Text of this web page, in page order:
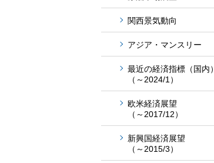
関西景気動向
アジア・マンスリー
最近の経済指標（国内）
（～2024/1）
欧米経済展望
（～2017/12）
新興国経済展望
（～2015/3）